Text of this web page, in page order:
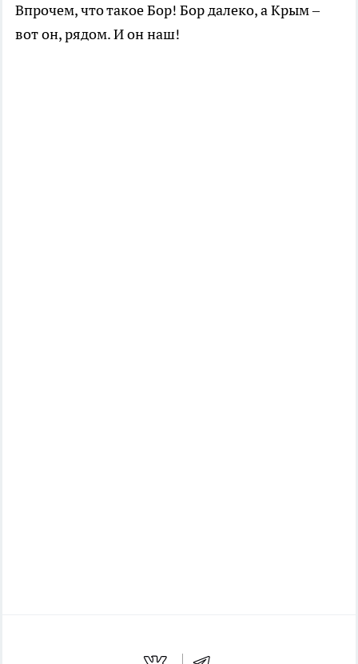
Впрочем, что такое Бор! Бор далеко, а Крым –
вот он, рядом. И он наш!